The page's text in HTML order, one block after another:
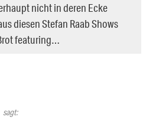
nicht in deren Ecke
diesen Stefan Raab Shows
featuring…
sagt: